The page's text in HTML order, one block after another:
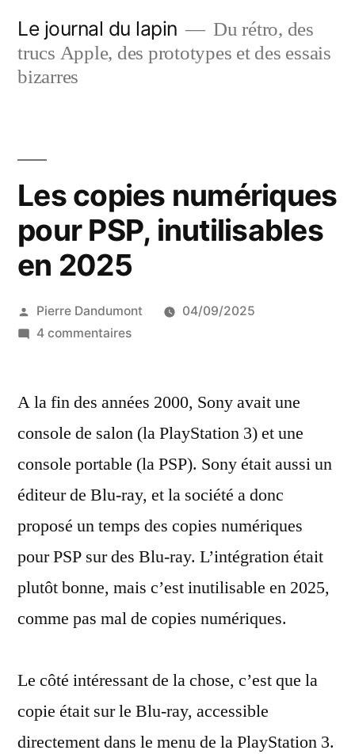
contenu
Le journal du lapin
Du rétro, des
trucs Apple, des prototypes et des essais
bizarres
Les copies numériques
pour PSP, inutilisables
en 2025
Publié
par
Pierre Dandumont
04/09/2025
4 commentairessur
numériques
PSP,
inutilisables
2025
A la fin des années 2000, Sony avait une
console de salon (la PlayStation 3) et une
console portable (la PSP). Sony était aussi un
éditeur de Blu-ray, et la société a donc
proposé un temps des copies numériques
pour PSP sur des Blu-ray. L’intégration était
plutôt bonne, mais c’est inutilisable en 2025,
comme pas mal de copies numériques.
Le côté intéressant de la chose, c’est que la
copie était sur le Blu-ray, accessible
directement dans le menu de la PlayStation 3.